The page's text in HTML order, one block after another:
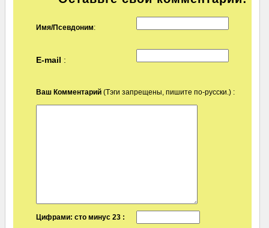
Имя/Псевдоним:
E-mail :
Ваш Комментарий (Тэги запрещены, пишите по-русски.) :
Цифрами: сто минус 23 :